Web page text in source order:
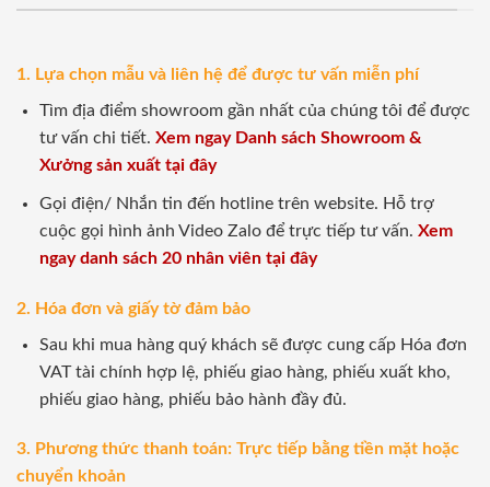
1. Lựa chọn mẫu và liên hệ để được tư vấn miễn phí
Tìm địa điểm showroom gần nhất của chúng tôi để được
tư vấn chi tiết. Xem ngay Danh sách Showroom &
Xưởng sản xuất tại đây
Gọi điện/ Nhắn tin đến hotline trên website. Hỗ trợ
cuộc gọi hình ảnh Video Zalo để trực tiếp tư vấn. Xem
ngay danh sách 20 nhân viên tại đây
2. Hóa đơn và giấy tờ đảm bảo
Sau khi mua hàng quý khách sẽ được cung cấp Hóa đơn
VAT tài chính hợp lệ, phiếu giao hàng, phiếu xuất kho,
phiếu giao hàng, phiếu bảo hành đầy đủ.
3. Phương thức thanh toán: Trực tiếp bằng tiền mặt hoặc
chuyển khoản